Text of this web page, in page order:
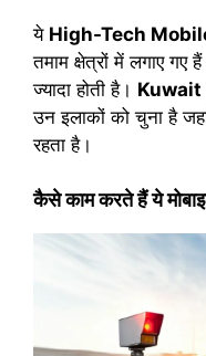
ये High-Tech
तमाम क्षेत्रों में लगाए गए
ज्यादा होती है।
उन इलाकों को चुना है
रहता है।
कैसे काम करते हैं ये